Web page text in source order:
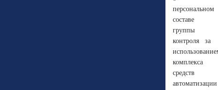
персональном
составе
группы
контроля за
комплекса
средств
автоматизации